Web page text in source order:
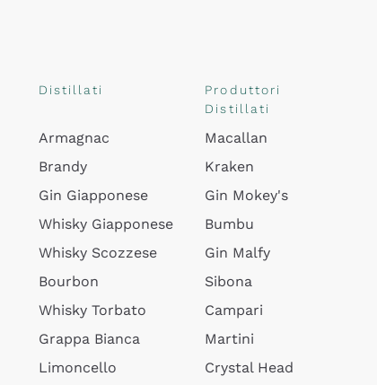
Distillati
Armagnac
Brandy
Gin Giapponese
Whisky Giapponese
Whisky Scozzese
Bourbon
Whisky Torbato
Grappa Bianca
Limoncello
Produttori
Distillati
Macallan
Kraken
Gin Mokey's
Bumbu
Gin Malfy
Sibona
Campari
Martini
Crystal Head